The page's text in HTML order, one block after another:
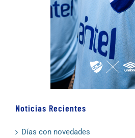
Noticias Recientes
Días con novedades